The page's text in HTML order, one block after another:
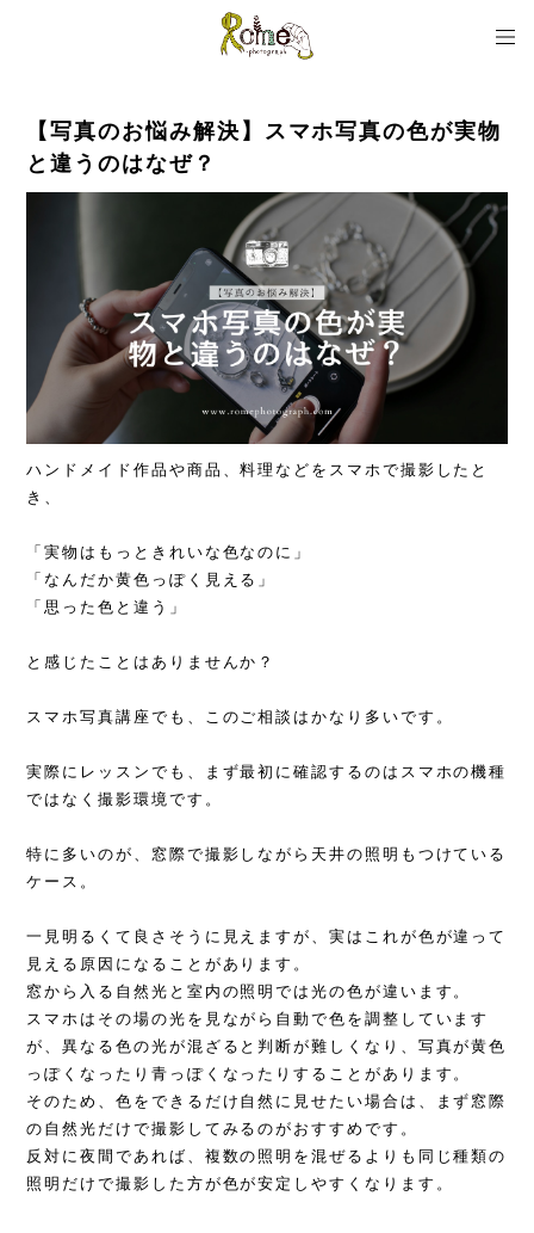
【写真のお悩み解決】スマホ写真の色が実物
と違うのはなぜ？
ハンドメイド作品や商品、料理などをスマホで撮影したと
き、
「実物はもっときれいな色なのに」
「なんだか黄色っぽく見える」
「思った色と違う」
と感じたことはありませんか？
スマホ写真講座でも、このご相談はかなり多いです。
実際にレッスンでも、まず最初に確認するのはスマホの機種
ではなく撮影環境です。
特に多いのが、窓際で撮影しながら天井の照明もつけている
ケース。
一見明るくて良さそうに見えますが、実はこれが色が違って
見える原因になることがあります。
窓から入る自然光と室内の照明では光の色が違います。
スマホはその場の光を見ながら自動で色を調整しています
が、異なる色の光が混ざると判断が難しくなり、写真が黄色
っぽくなったり青っぽくなったりすることがあります。
そのため、色をできるだけ自然に見せたい場合は、まず窓際
の自然光だけで撮影してみるのがおすすめです。
反対に夜間であれば、複数の照明を混ぜるよりも同じ種類の
照明だけで撮影した方が色が安定しやすくなります。